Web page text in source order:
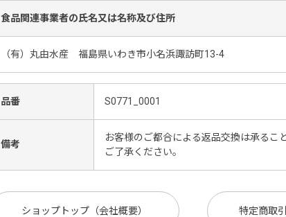
食品関連事業者の氏名又は名称及び住所
（有）丸由水産 福島県いわき市小名浜諏訪町13-4
品番 S0771_0001
備考
お客様のご都合による返品交換は承るこ
ご了承ください。
ショップトップ（会社概要） 特定商取